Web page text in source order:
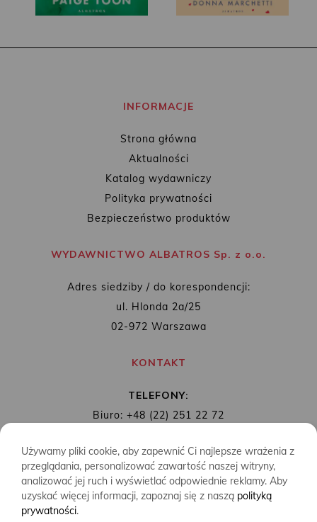
INFORMACJE
Strona główna
Aktualności
Katalog wydawniczy
Polityka prywatności
Bezpieczeństwo produktów
WYDAWNICTWO ALBATROS Sp. z o.o.
Adres siedziby / do korespondencji:
ul. Hlonda 2a/25
02-972 Warszawa
KONTAKT
TELEFONY:
Biuro: +48 (22) 251 22 72
MAIL: biuro@wydawnictwoalbatros.com
Używamy pliki cookie, aby zapewnić Ci najlepsze wrażenia z
przeglądania, personalizować zawartość naszej witryny,
analizować jej ruch i wyświetlać odpowiednie reklamy. Aby
uzyskać więcej informacji, zapoznaj się z naszą polityką
prywatności.